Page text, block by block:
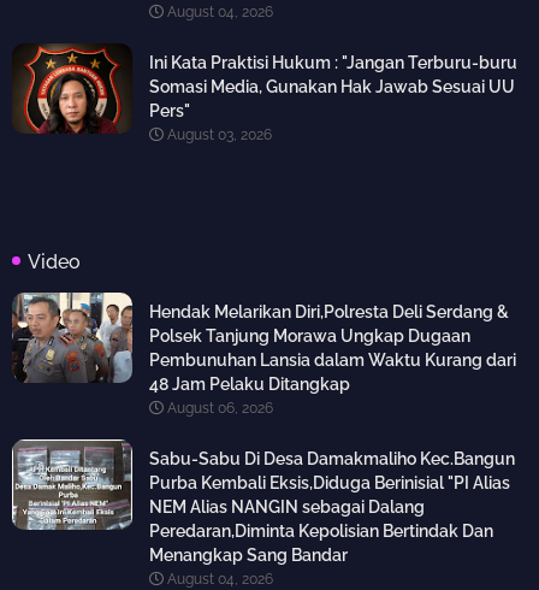
August 04, 2026
Ini Kata Praktisi Hukum : "Jangan Terburu-buru
Somasi Media, Gunakan Hak Jawab Sesuai UU
Pers"
August 03, 2026
Video
Hendak Melarikan Diri,Polresta Deli Serdang &
Polsek Tanjung Morawa Ungkap Dugaan
Pembunuhan Lansia dalam Waktu Kurang dari
48 Jam Pelaku Ditangkap
August 06, 2026
Sabu-Sabu Di Desa Damakmaliho Kec.Bangun
Purba Kembali Eksis,Diduga Berinisial "PI Alias
NEM Alias NANGIN sebagai Dalang
Peredaran,Diminta Kepolisian Bertindak Dan
Menangkap Sang Bandar
August 04, 2026